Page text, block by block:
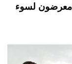
معرضون لسوء